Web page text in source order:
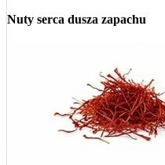
Nuty serca dusza zapachu